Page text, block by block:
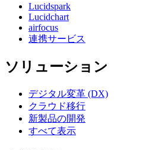
Lucidspark
Lucidchart
airfocus
連携サービス
ソリューション
デジタル変革 (DX)
クラウド移行
新製品の開発
すべて表示